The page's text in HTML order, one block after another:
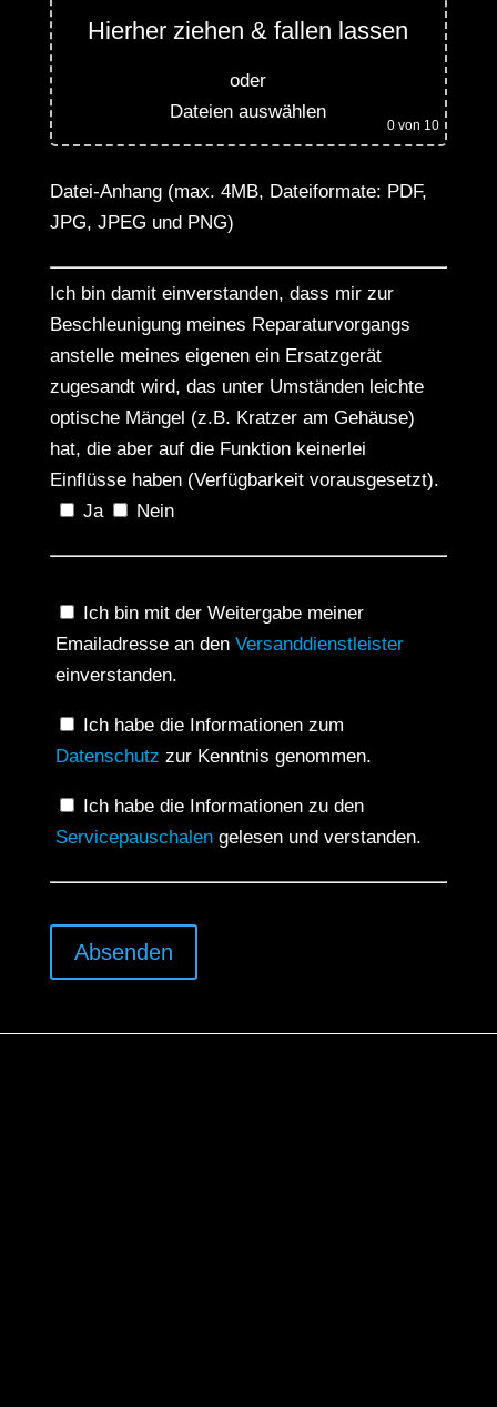
Hierher ziehen & fallen lassen
oder
Dateien auswählen
0 von 10
Datei-Anhang (max. 4MB, Dateiformate: PDF,
JPG, JPEG und PNG)
Ich bin damit einverstanden, dass mir zur
Beschleunigung meines Reparaturvorgangs
anstelle meines eigenen ein Ersatzgerät
zugesandt wird, das unter Umständen leichte
optische Mängel (z.B. Kratzer am Gehäuse)
hat, die aber auf die Funktion keinerlei
Einflüsse haben (Verfügbarkeit vorausgesetzt).
Ja
Nein
Ich bin mit der Weitergabe meiner
Emailadresse an den Versanddienstleister
einverstanden.
Ich habe die Informationen zum
Datenschutz zur Kenntnis genommen.
Ich habe die Informationen zu den
Servicepauschalengelesen und verstanden.
Absenden